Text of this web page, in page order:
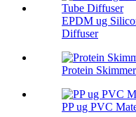
EPDM ug
Diffuser
Protein
PP ug PVC